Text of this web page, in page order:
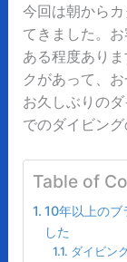
今回は朝から
てきました。
ある程度あり
クがあって、
お久しぶりの
でのダイビング
Table of
10年以上のブ
した
ダイビン